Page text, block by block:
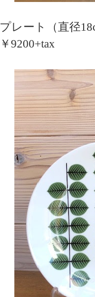
プレート（直径
￥9200+tax